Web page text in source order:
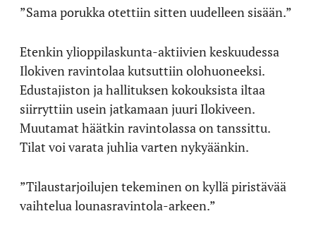
”Sama porukka otettiin sitten uudelleen sisään.”
Etenkin ylioppilaskunta-aktiivien keskuudessa
Ilokiven ravintolaa kutsuttiin olohuoneeksi.
Edustajiston ja hallituksen kokouksista iltaa
siirryttiin usein jatkamaan juuri Ilokiveen.
Muutamat häätkin ravintolassa on tanssittu.
Tilat voi varata juhlia varten nykyäänkin.
”Tilaustarjoilujen tekeminen on kyllä piristävää
vaihtelua lounasravintola-arkeen.”